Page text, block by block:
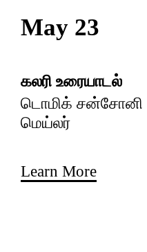
May 23
கலரி உரையாடல்
டொமிக் சன்சோனி
மெய்லர்
Learn More